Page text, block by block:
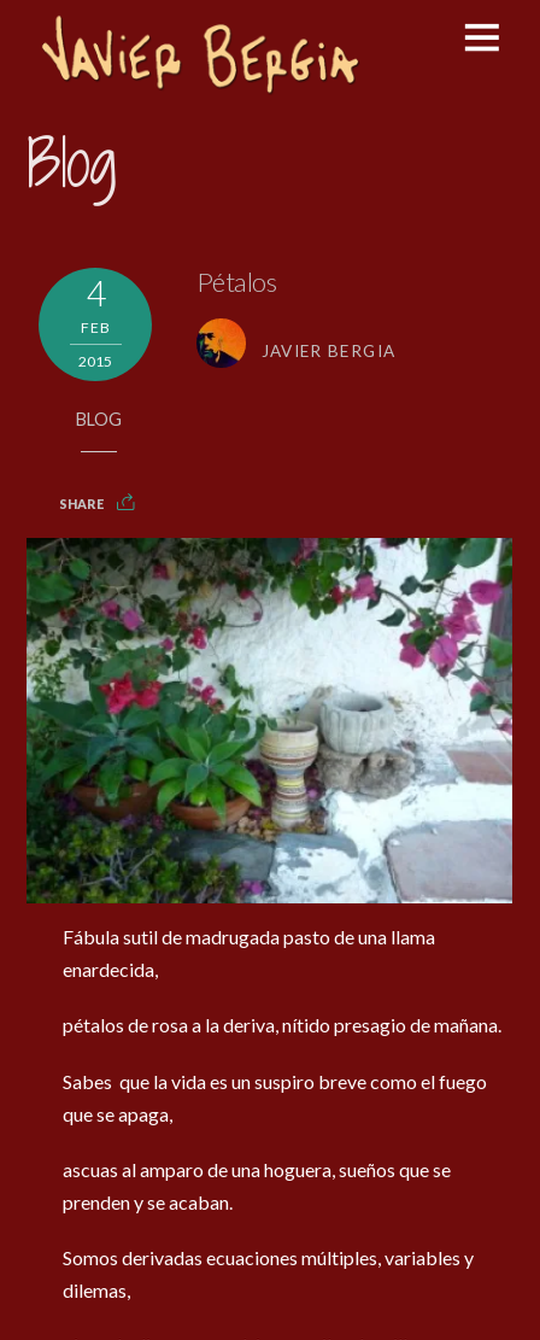
Blog
4
FEB
2015
BLOG
SHARE
Pétalos
JAVIER BERGIA
Fábula sutil de madrugadapasto de una llama
enardecida,
pétalos de rosa a la deriva,nítido presagio de mañana.
Sabes que la vida es un suspiro breve como el fuego
que se apaga,
ascuas al amparo de una hoguera,sueños que se
prenden y se acaban.
Somos derivadas ecuacionesmúltiples, variables y
dilemas,